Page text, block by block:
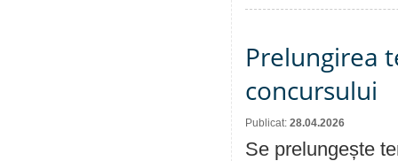
Prelungirea
concursului
Publicat: 28.04.2026
Se prelungește